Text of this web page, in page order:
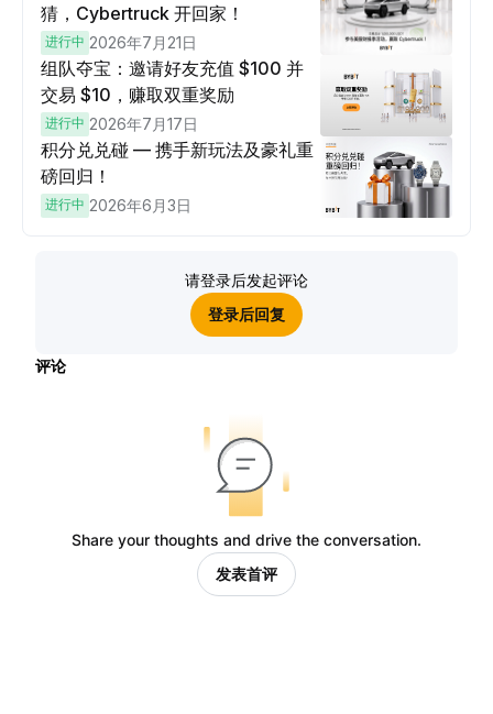
猜，Cybertruck 开回家！
进行中 2026年7月21日
组队夺宝：邀请好友充值 $100 并
交易 $10，赚取双重奖励
进行中 2026年7月17日
积分兑兑碰 — 携手新玩法及豪礼重
磅回归！
进行中 2026年6月3日
请登录后发起评论
登录后回复
评论
Share your thoughts and drive the conversation.
发表首评